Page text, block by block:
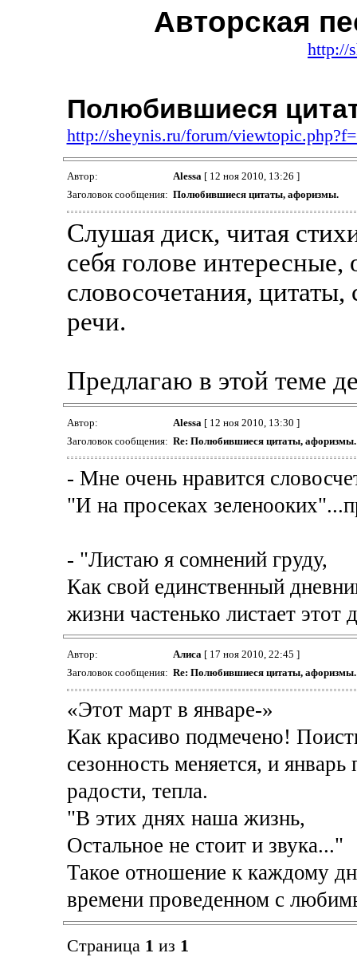
Авторская
http://
Полюбившиеся
http://sheynis.ru/forum/
Автор: Alessa[ 12 ноя 2010, 13:26 ]
Заголовок сообщения: Полюбившиеся цитаты, афоризмы.
Слушая диск, читая
себя голове
словосочетания,
речи.
Предлагаю в этой теме
Автор: Alessa [ 12 ноя 2010, 13:30 ]
Заголовок сообщения: Re: Полюбившиеся цитаты, афоризмы.
- Мне очень нравится
"И на просеках
- "Листаю я сомнений груду,
Как свой единственный
жизни частенько листает этот
Автор: Алиса [ 17 ноя 2010, 22:45 ]
Заголовок сообщения: Re: Полюбившиеся цитаты, афоризмы.
«Этот март в январе-»
Как красиво подмечено!
сезонность меняется, и
радости, тепла.
"В этих днях наша жизнь,
Остальное не стоит и звука..."
Такое отношение к каждому
времени проведенном с
Страница 1 из 1